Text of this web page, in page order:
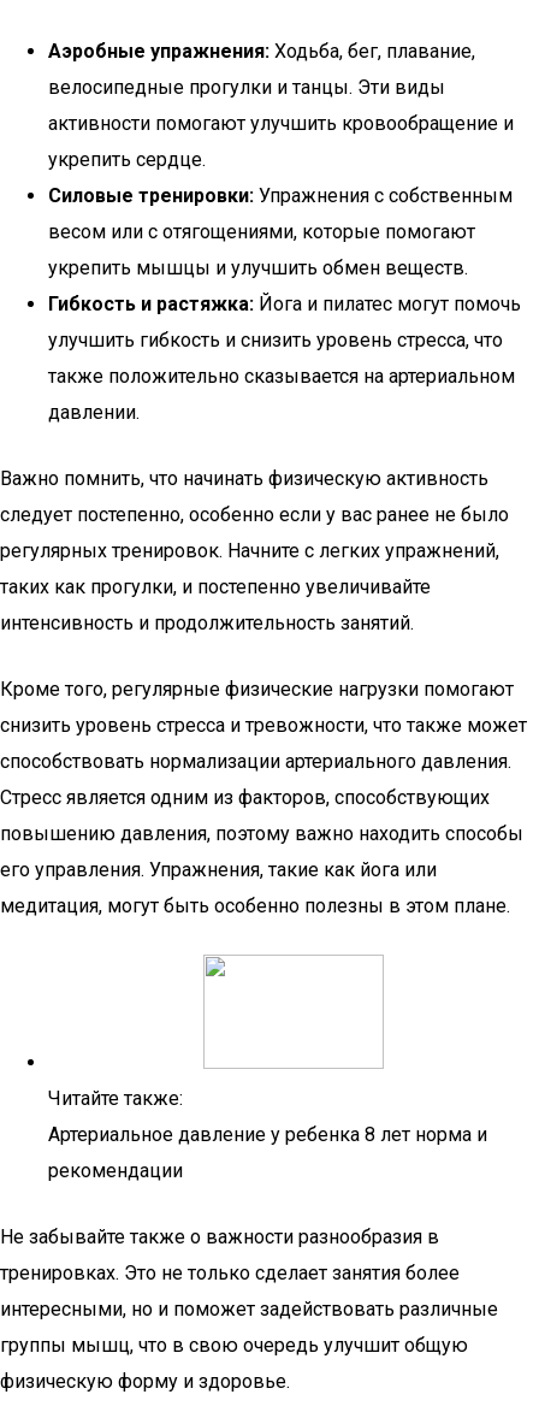
Аэробные упражнения: Ходьба, бег, плавание,
велосипедные прогулки и танцы. Эти виды
активности помогают улучшить кровообращение и
укрепить сердце.
Силовые тренировки: Упражнения с собственным
весом или с отягощениями, которые помогают
укрепить мышцы и улучшить обмен веществ.
Гибкость и растяжка: Йога и пилатес могут помочь
улучшить гибкость и снизить уровень стресса, что
также положительно сказывается на артериальном
давлении.
Важно помнить, что начинать физическую активность
следует постепенно, особенно если у вас ранее не было
регулярных тренировок. Начните с легких упражнений,
таких как прогулки, и постепенно увеличивайте
интенсивность и продолжительность занятий.
Кроме того, регулярные физические нагрузки помогают
снизить уровень стресса и тревожности, что также может
способствовать нормализации артериального давления.
Стресс является одним из факторов, способствующих
повышению давления, поэтому важно находить способы
его управления. Упражнения, такие как йога или
медитация, могут быть особенно полезны в этом плане.
Читайте также:
Артериальное давление у ребенка 8 лет норма и
рекомендации
Не забывайте также о важности разнообразия в
тренировках. Это не только сделает занятия более
интересными, но и поможет задействовать различные
группы мышц, что в свою очередь улучшит общую
физическую форму и здоровье.